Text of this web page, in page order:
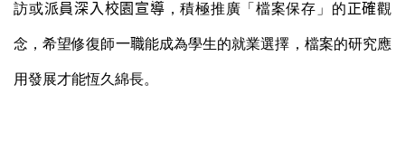
訪或派員深入校園宣導 ，積極推廣 「 檔案保存 」 的正確觀
念，希望修復師一職能成為學生的就業選擇，檔案的研究應
用發展才能恆久綿長。